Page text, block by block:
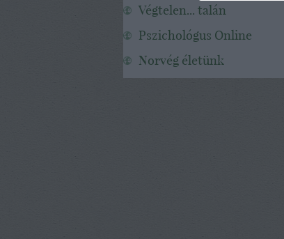
Végtelen... talán
Pszichológus Online
Norvég életünk